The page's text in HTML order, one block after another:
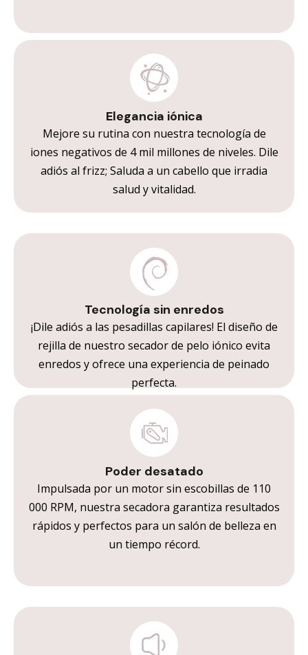
Elegancia iónica
Mejore su rutina con nuestra tecnología de
iones negativos de 4 mil millones de niveles. Dile
adiós al frizz; Saluda a un cabello que irradia
salud y vitalidad.
Tecnología sin enredos
¡Dile adiós a las pesadillas capilares! El diseño de
rejilla de nuestro secador de pelo iónico evita
enredos y ofrece una experiencia de peinado
perfecta.
Poder desatado
Impulsada por un motor sin escobillas de 110
000 RPM, nuestra secadora garantiza resultados
rápidos y perfectos para un salón de belleza en
un tiempo récord.